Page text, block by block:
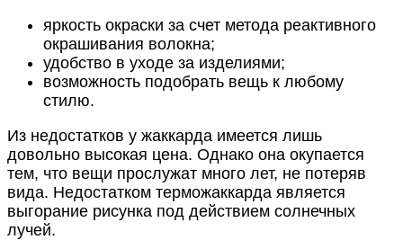
яркость окраски за счет метода реактивного
окрашивания волокна;
удобство в уходе за изделиями;
возможность подобрать вещь к любому
стилю.
Из недостатков у жаккарда имеется лишь
довольно высокая цена. Однако она окупается
тем, что вещи прослужат много лет, не потеряв
вида. Недостатком терможаккарда является
выгорание рисунка под действием солнечных
лучей.